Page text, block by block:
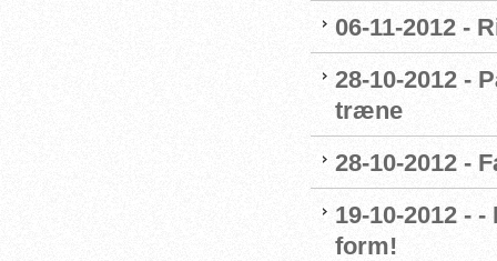
06-11-2012 -
28-10-2012 -
træne
28-10-2012 -
19-10-2012 -
form!